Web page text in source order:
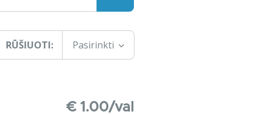
RŪŠIUOTI: Pasirinkti
€ 1.00/val